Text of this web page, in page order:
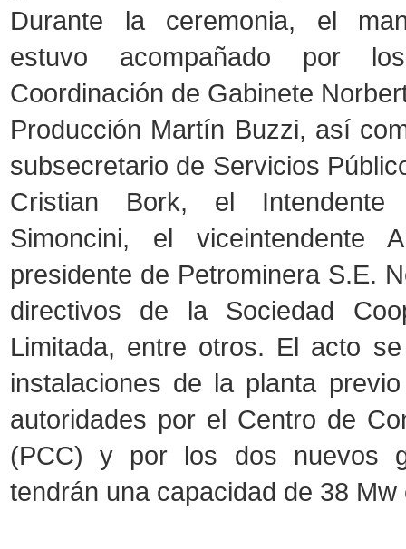
Durante la ceremonia, el
estuvo acompañado por
Coordinación de Gabinete
Producción Martín Buzzi, así
subsecretario de Servicios
Cristian Bork, el Intendente
Simoncini, el viceintendente
presidente de Petrominera S.E.
directivos de la Sociedad
Limitada, entre otros. El acto
instalaciones de la planta
autoridades por el Centro de
(PCC) y por los dos nuevos
tendrán una capacidad de 38 Mw